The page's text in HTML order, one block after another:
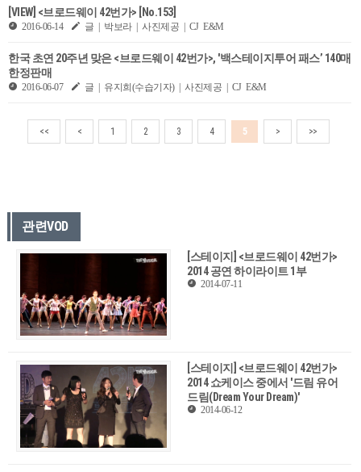
[VIEW] <브로드웨이 42번가> [No.153]
2016-06-14 글 | 박보라 | 사진제공 | CJ E&M
한국 초연 20주년 맞은 <브로드웨이 42번가>, '백스테이지투어 패스’ 140매
한정판매
2016-06-07 글 | 유지희(수습기자) | 사진제공 | CJ E&M
<< < 1 2 3 4 5 > >>
관련VOD
[스테이지] <브로드웨이 42번가>
2014 공연 하이라이트 1부
2014-07-11
[스테이지] <브로드웨이 42번가>
2014 쇼케이스 중에서 '드림 유어
드림(Dream Your Dream)'
2014-06-12